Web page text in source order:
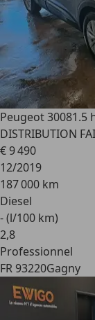
Peugeot 30081.5
DISTRIBUTION
€ 9 490
12/2019
187 000 km
Diesel
- (l/100 km)
2,8
Professionnel
FR 93220Gagny